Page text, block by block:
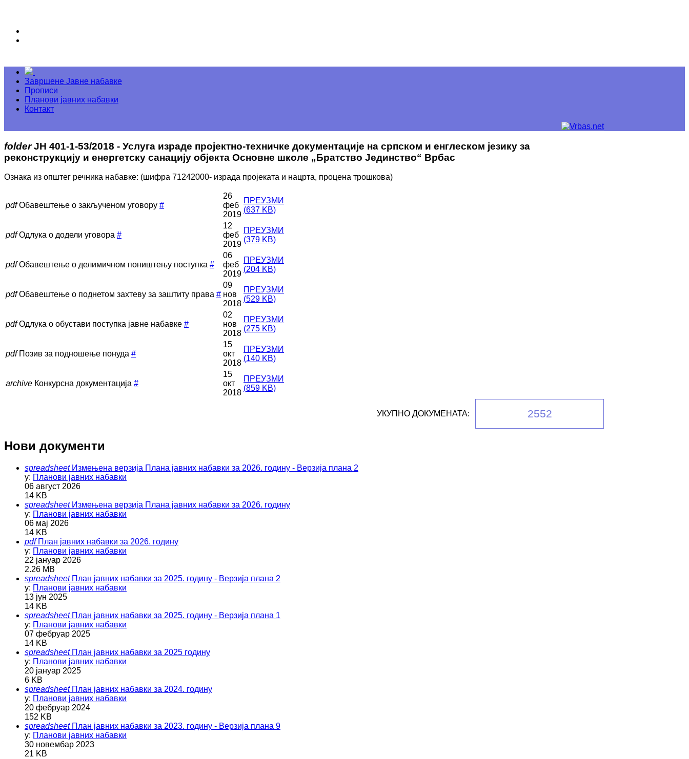
Завршене Јавне набавке
Прописи
Планови јавних набавки
Контакт
folder ЈН 401-1-53/2018 - Услуга израде пројектно-техничке документације на српском и енглеском језику за
реконструкцију и енергетску санацију објекта Основне школе „Братство Јединство“ Врбас
Ознака из општег речника набавке: (шифра 71242000- израда пројеката и нацрта, процена трошкова)
pdf Обавештење о закљученом уговору #
26
феб
2019
ПРЕУЗМИ
(637 KB)
pdf Одлука о додели уговора #
12
феб
2019
ПРЕУЗМИ
(379 KB)
pdf Обавештење о делимичном поништењу поступка #
06
феб
2019
ПРЕУЗМИ
(204 KB)
pdf Обавештење о поднетом захтеву за заштиту права #
09
нов
2018
ПРЕУЗМИ
(529 KB)
pdf Одлука о обустави поступка јавне набавке #
02
нов
2018
ПРЕУЗМИ
(275 KB)
pdf Позив за подношење понуда #
15
окт
2018
ПРЕУЗМИ
(140 KB)
archive Конкурсна документација #
15
окт
2018
ПРЕУЗМИ
(859 KB)
УКУПНО ДОКУМЕНАТА: 2552
Нови документи
spreadsheet Измењена верзија Плана јавних набавки за 2026. годину - Верзија плана 2
у: Планови јавних набавки
06 август 2026
14 KB
spreadsheet Измењена верзија Плана јавних набавки за 2026. годину
у: Планови јавних набавки
06 мај 2026
14 KB
pdf План јавних набавки за 2026. годину
у: Планови јавних набавки
22 јануар 2026
2.26 MB
spreadsheet План јавних набавки за 2025. годину - Верзија плана 2
у: Планови јавних набавки
13 јун 2025
14 KB
spreadsheet План јавних набавки за 2025. годину - Верзија плана 1
у: Планови јавних набавки
07 фебруар 2025
14 KB
spreadsheet План јавних набавки за 2025 годину
у: Планови јавних набавки
20 јануар 2025
6 KB
spreadsheet План јавних набавки за 2024. годину
у: Планови јавних набавки
20 фебруар 2024
152 KB
spreadsheet План јавних набавки за 2023. годину - Верзија плана 9
у: Планови јавних набавки
30 новембар 2023
21 KB